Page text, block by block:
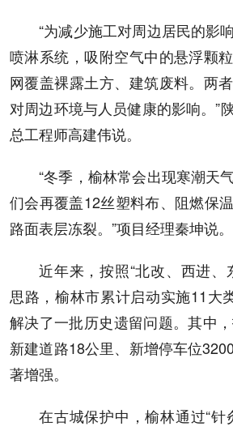
“为减少施工对周边居民的影
喷淋系统，吸附空气中的悬浮颗
网覆盖裸露土方、建筑废料。两
对周边环境与人员健康的影响。”
总工程师高建伟说。
“冬季，榆林常会出现寒潮天
们会再覆盖12丝塑料布、阻燃保
路面表层冻裂。”项目经理秦坤说。
近年来，按照“北改、西进、
思路，榆林市累计启动实施11大
解决了一批历史遗留问题。其中，
新建道路18公里、新增停车位
著增强。
在古城保护中，榆林通过“针